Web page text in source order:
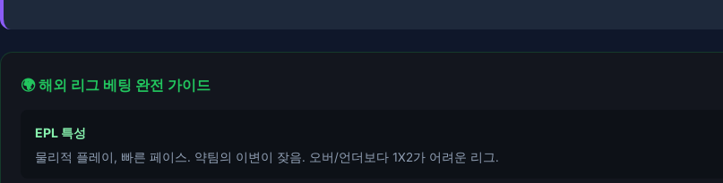
🌍 해외 리그 베팅 완전 가이드
EPL 특성
물리적 플레이, 빠른 페이스. 약팀의 이변이 잦음. 오버/언더보다 1X2가 어려운 리그.